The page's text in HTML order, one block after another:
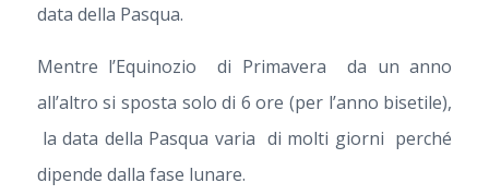
data della Pasqua.
Mentre l’Equinozio di Primavera da un anno
all’altro si sposta solo di 6 ore (per l’anno bisetile),
la data della Pasqua varia di molti giorni perché
dipende dalla fase lunare.